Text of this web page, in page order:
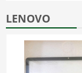
LENOVO